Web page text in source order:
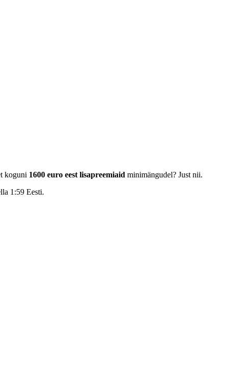
koguni 1600 euro eest lisapreemiaid minimängudel? Just nii.
1:59 Eesti.